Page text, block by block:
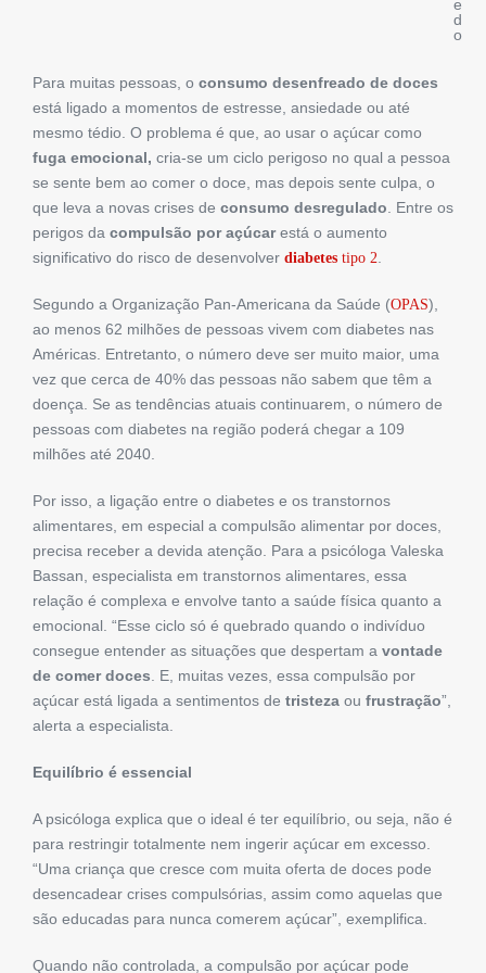
e
d
o
Para muitas pessoas, o consumo desenfreado de doces
está ligado a momentos de estresse, ansiedade ou até
mesmo tédio. O problema é que, ao usar o açúcar como
fuga emocional, cria-se um ciclo perigoso no qual a pessoa
se sente bem ao comer o doce, mas depois sente culpa, o
que leva a novas crises de consumo desregulado . Entre os
perigos da compulsão por açúcarestá o aumento
significativo do risco de desenvolver diabetes tipo 2
Segundo a Organização Pan-Americana da Saúde (OPAS),
ao menos 62 milhões de pessoas vivem com diabetes nas
Américas. Entretanto, o número deve ser muito maior, uma
vez que cerca de 40% das pessoas não sabem que têm a
doença. Se as tendências atuais continuarem, o número de
pessoas com diabetes na região poderá chegar a 109
milhões até 2040.
Por isso, a ligação entre o diabetes e os transtornos
alimentares, em especial a compulsão alimentar por doces,
precisa receber a devida atenção. Para a psicóloga Valeska
Bassan, especialista em transtornos alimentares, essa
relação é complexa e envolve tanto a saúde física quanto a
emocional. “Esse ciclo só é quebrado quando o indivíduo
consegue entender as situações que despertam a vontade
de comer doces . E, muitas vezes, essa compulsão por
açúcar está ligada a sentimentos de tristeza ou frustração”,
alerta a especialista.
Equilíbrio é essencial
A psicóloga explica que o ideal é ter equilíbrio, ou seja, não é
para restringir totalmente nem ingerir açúcar em excesso.
“Uma criança que cresce com muita oferta de doces pode
desencadear crises compulsórias, assim como aquelas que
são educadas para nunca comerem açúcar”, exemplifica.
Quando não controlada, a compulsão por açúcar pode